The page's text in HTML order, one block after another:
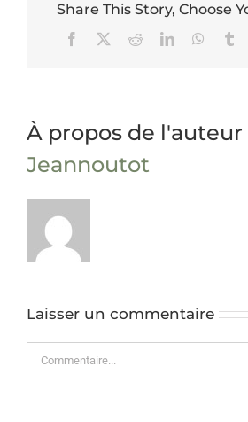
Share This Story, Choose
Facebook RedditLinkedIn
À propos de l'auteur
Jeannoutot
Laisser un commentaire